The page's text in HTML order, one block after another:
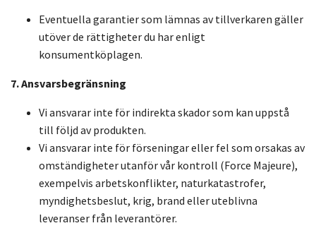
Eventuella garantier som lämnas av tillverkaren gäller
utöver de rättigheter du har enligt
konsumentköplagen.
7. Ansvarsbegränsning
Vi ansvarar inte för indirekta skador som kan uppstå
till följd av produkten.
Vi ansvarar inte för förseningar eller fel som orsakas av
omständigheter utanför vår kontroll (Force Majeure),
exempelvis arbetskonflikter, naturkatastrofer,
myndighetsbeslut, krig, brand eller uteblivna
leveranser från leverantörer.